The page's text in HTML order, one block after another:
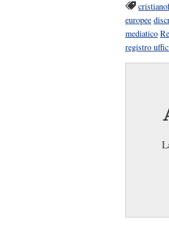
europee
mediatico
registro